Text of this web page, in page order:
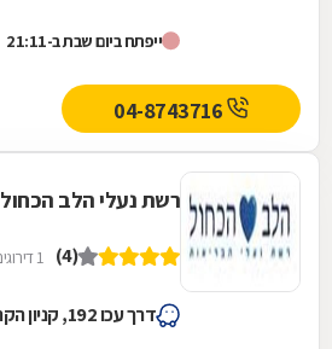
ייפתח ביום שבת ב-21:11
רשת נעלי הלב הכחול
(4) 1 דירוגים
דרך עכו 192, קניון הקריון קרית ביאליק